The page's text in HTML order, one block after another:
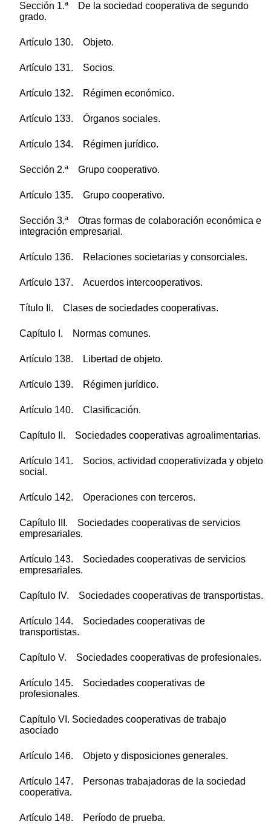
Sección 1.ª De la sociedad cooperativa de segundo
grado.
Artículo 130. Objeto.
Artículo 131. Socios.
Artículo 132. Régimen económico.
Artículo 133. Órganos sociales.
Artículo 134. Régimen jurídico.
Sección 2.ª Grupo cooperativo.
Artículo 135. Grupo cooperativo.
Sección 3.ª Otras formas de colaboración económica e
integración empresarial.
Artículo 136. Relaciones societarias y consorciales.
Artículo 137. Acuerdos intercooperativos.
Título II. Clases de sociedades cooperativas.
Capítulo I. Normas comunes.
Artículo 138. Libertad de objeto.
Artículo 139. Régimen jurídico.
Artículo 140. Clasificación.
Capítulo II. Sociedades cooperativas agroalimentarias.
Artículo 141. Socios, actividad cooperativizada y objeto
social.
Artículo 142. Operaciones con terceros.
Capítulo III. Sociedades cooperativas de servicios
empresariales.
Artículo 143. Sociedades cooperativas de servicios
empresariales.
Capítulo IV. Sociedades cooperativas de transportistas.
Artículo 144. Sociedades cooperativas de
transportistas.
Capítulo V. Sociedades cooperativas de profesionales.
Artículo 145. Sociedades cooperativas de
profesionales.
Capítulo VI. Sociedades cooperativas de trabajo
asociado
Artículo 146. Objeto y disposiciones generales.
Artículo 147. Personas trabajadoras de la sociedad
cooperativa.
Artículo 148. Período de prueba.